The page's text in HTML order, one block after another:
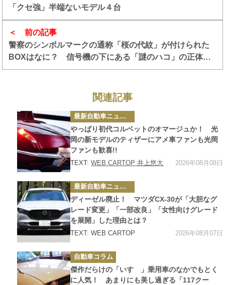
前の記事
警察のシンボルマークの通称「桜の代紋」が付けられた
BOXはなに？ 信号機の下にある「謎のハコ」の正体と
は
「クセ強」半端ないモデル４台
関連記事
カ
テ
ゴ
リ
ー
最新自動車ニュース
やっぱり初代コルベットのオマージュか！ 光
岡の新モデルのティザーにアメ車ファンも光岡
ファンも歓喜!!
TEXT:WEB CARTOP 井上悠大 2026年08月08日
カ
テ
ゴ
リ
ー
最新自動車ニュース
ディーゼル廃止！ マツダCX-30が「大胆なグ
レード変更」「一部改良」「女性向けグレード
を展開」した理由とは？
TEXT: WEB CARTOP 2026年08月07日
カ
テ
ゴ
リ
ー
自動車コラム
傑作だらけの「いすゞ」乗用車のなかでもとく
に人気！ あまりにも美し過ぎる「117クー